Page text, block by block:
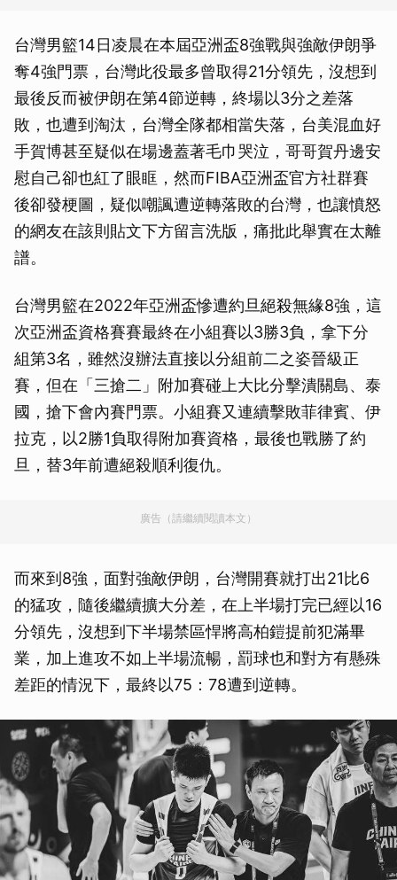
台灣男籃14日凌晨在本屆亞洲盃8強戰與強敵伊朗爭
奪4強門票，台灣此役最多曾取得21分領先，沒想到
最後反而被伊朗在第4節逆轉，終場以3分之差落
敗，也遭到淘汰，台灣全隊都相當失落，台美混血好
手賀博甚至疑似在場邊蓋著毛巾哭泣，哥哥賀丹邊安
慰自己卻也紅了眼眶，然而FIBA亞洲盃官方社群賽
後卻發梗圖，疑似嘲諷遭逆轉落敗的台灣，也讓憤怒
的網友在該則貼文下方留言洗版，痛批此舉實在太離
譜。
台灣男籃在2022年亞洲盃慘遭約旦絕殺無緣8強，這
次亞洲盃資格賽賽最終在小組賽以3勝3負，拿下分
組第3名，雖然沒辦法直接以分組前二之姿晉級正
賽，但在「三搶二」附加賽碰上大比分擊潰關島、泰
國，搶下會內賽門票。小組賽又連續擊敗菲律賓、伊
拉克，以2勝1負取得附加賽資格，最後也戰勝了約
旦，替3年前遭絕殺順利復仇。
廣告（請繼續閱讀本文）
而來到8強，面對強敵伊朗，台灣開賽就打出21比6
的猛攻，隨後繼續擴大分差，在上半場打完已經以16
分領先，沒想到下半場禁區悍將高柏鎧提前犯滿畢
業，加上進攻不如上半場流暢，罰球也和對方有懸殊
差距的情況下，最終以75：78遭到逆轉。